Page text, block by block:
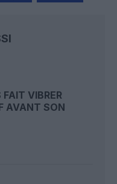
FAIT VIBRER
AVANT SON